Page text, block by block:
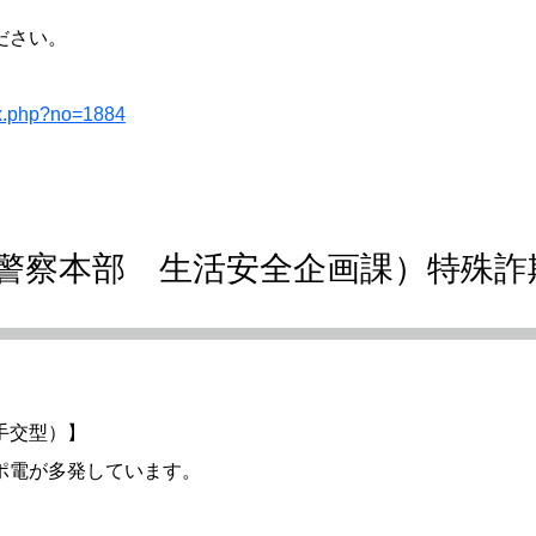
い。
察本部 生活安全企画課）特殊
型）】
が多発しています。